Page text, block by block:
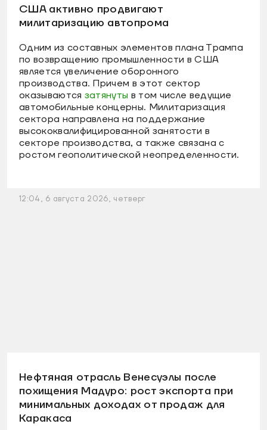
США активно продвигают
милитаризацию автопрома
Одним из составных элементов плана Трампа
по возвращению промышленности в США
является увеличение оборонного
производства. Причем в этот сектор
оказываются затянуты в том числе ведущие
автомобильные концерны. Милитаризация
сектора направлена на поддержание
высококвалифицированной занятости в
секторе производства, а также связана с
ростом геополитической неопределенности.
12:04, 6 августа 2026, четверг
Нефтяная отрасль Венесуэлы после
похищения Мадуро: рост экспорта при
минимальных доходах от продаж для
Каракаса